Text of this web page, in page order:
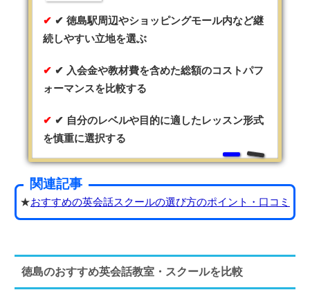
✔ 徳島駅周辺やショッピングモール内など継
続しやすい立地を選ぶ
✔ 入会金や教材費を含めた総額のコストパフ
ォーマンスを比較する
✔ 自分のレベルや目的に適したレッスン形式
を慎重に選択する
関連記事
★おすすめの英会話スクールの選び方のポイント・口コミ
徳島のおすすめ英会話教室・スクールを比較